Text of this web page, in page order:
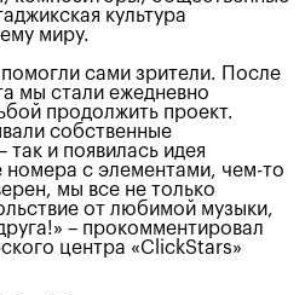
культура
миру.
сами зрители. После
мы стали ежедневно
продолжить проект.
собственные
так и появилась идея
с элементами, чем-то
мы все не только
от любимой музыки,
– прокомментировал
центра «ClickStars»